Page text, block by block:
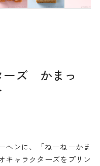
ーズ かまっ
ヘンに、「ねーねーかま
キャラクターズをプリン